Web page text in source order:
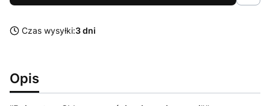
Czas wysyłki:3 dni
Opis